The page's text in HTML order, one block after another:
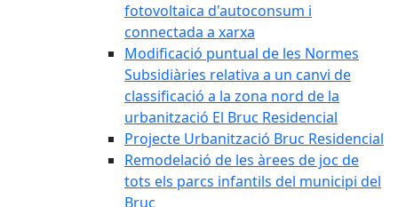
fotovoltaica d'autoconsum i
connectada a xarxa
Modificació puntual de les Normes
Subsidiàries relativa a un canvi de
classificació a la zona nord de la
urbanització El Bruc Residencial
Projecte Urbanització Bruc Residencial
Remodelació de les àrees de joc de
tots els parcs infantils del municipi del
Bruc